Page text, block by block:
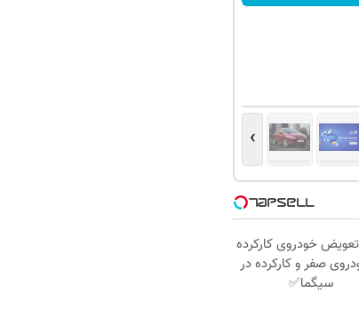
›
خودروی کارکرده
صفر و کارکرده در
سیگما✅